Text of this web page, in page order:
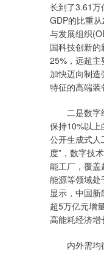
长到了3.61万
GDP的比重
与发展组织
国科技创新
25%，远超
加快迈向制
特征的高端装
二是数字经
保持10%以
公开生成式人
度”，数字技
能工厂，覆
能源等领域
显示，中国
超5万亿元增
高能耗经济增
内外需均衡